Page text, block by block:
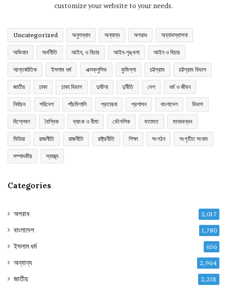
customize your website to your needs.
Uncategorized অনুসন্ধান অন্যান্য অপরাধ অব্যাবস্থাপনা
অভিযান অর্থনীতি আইন, ও বিচার আইন-শৃঙ্খলা আইন ও বিচার
আন্তর্জাতিক ইসলাম ধর্ম এক্সক্লুসিভ কুমিল্লা চট্টগ্রাম চট্টগ্রাম বিভাগ
জাতীয় ঢাকা ঢাকা বিভাগ দুর্ঘটনা দুর্নীতি দেশ ধর্ম ও জীবন
নির্বাচন পরিবেশ পাঁচমিশালি প্রতারনা প্রশাসন বাংলাদেশ বিভাগ
বিশ্লেষণ বৈশ্বিক ব্যাংক ও বীমা ভৌগলিক মতামত মানববন্ধন
মিডিয়া রাজনীতি রাজনীতি রাষ্ট্রনীতি শিক্ষা সংগঠন সংগৃহীত সংবাদ
সম্পাদকীয় স্বাস্থ্য
Categories
অপরাধ 2,017
বাংলাদেশ 1,780
ইসলাম ধর্ম 656
অন্যান্য 2,964
জাতীয় 2,201